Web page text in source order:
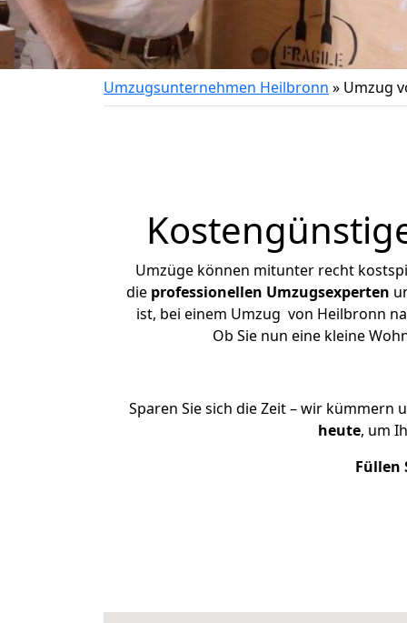
Umzugsunternehmen Heilbronn » Umzug
Umzüge können mitunter recht
die professionellen Umzugsexperten
ist, bei einem Umzug von Heilbronn
Ob Sie nun eine kleine
Sparen Sie sich die Zeit – wir kümmern
heute, um
Füllen